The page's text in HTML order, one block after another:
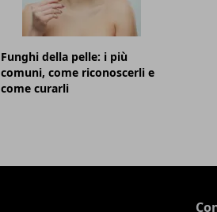
Funghi della pelle: i più
comuni, come riconoscerli e
come curarli